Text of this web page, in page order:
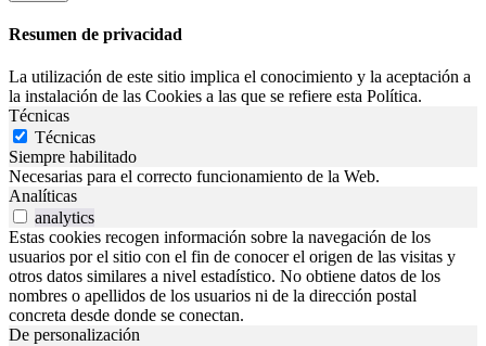
Resumen de privacidad
La utilización de este sitio implica el conocimiento y la aceptación a
la instalación de las Cookies a las que se refiere esta Política.
Técnicas
Técnicas
Siempre habilitado
Necesarias para el correcto funcionamiento de la Web.
Analíticas
analytics
Estas cookies recogen información sobre la navegación de los
usuarios por el sitio con el fin de conocer el origen de las visitas y
otros datos similares a nivel estadístico. No obtiene datos de los
nombres o apellidos de los usuarios ni de la dirección postal
concreta desde donde se conectan.
De personalización